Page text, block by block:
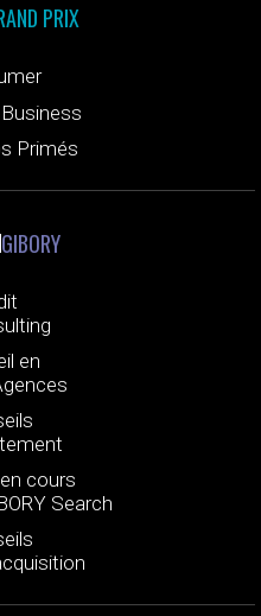
PRIX
Primés
GIBORY
en
cours
Search